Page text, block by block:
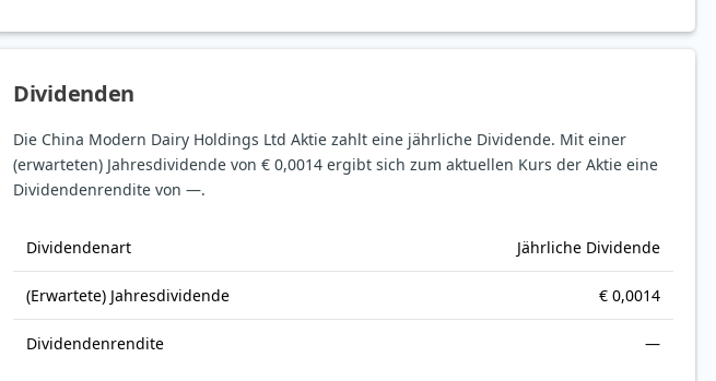
Dividenden
Die China Modern Dairy Holdings Ltd Aktie zahlt eine jährliche Dividende. Mit einer
(erwarteten) Jahresdividende von € 0,0014 ergibt sich zum aktuellen Kurs der Aktie eine
Dividendenrendite von —.
Dividendenart Jährliche Dividende
(Erwartete) Jahresdividende € 0,0014
Dividendenrendite —